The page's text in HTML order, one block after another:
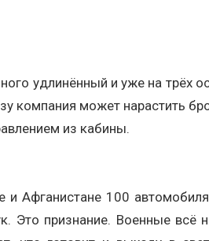
удлинённый и уже на трёх
компания может нарастить
из кабины.
Афганистане 100
Это признание. Военные всё